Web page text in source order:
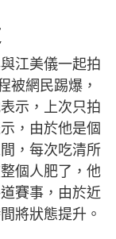
江美儀一起拍
被網民踢爆，
示，上次只拍
，由於他是個
，每次吃清所
個人肥了，他
賽事，由於近
將狀態提升。